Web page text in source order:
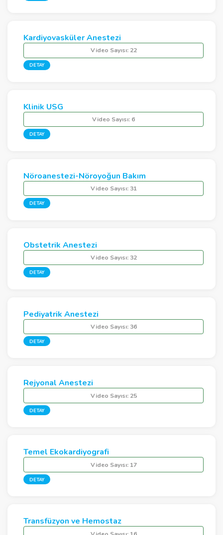
Kardiyovasküler Anestezi
Video Sayısı:22
DETAY
Klinik USG
Video Sayısı: 6
DETAY
Nöroanestezi-Nöroyoğun Bakım
Video Sayısı:31
DETAY
Obstetrik Anestezi
Video Sayısı:32
DETAY
Pediyatrik Anestezi
Video Sayısı:36
DETAY
Rejyonal Anestezi
Video Sayısı:25
DETAY
Temel Ekokardiyografi
Video Sayısı:17
DETAY
Transfüzyon ve Hemostaz